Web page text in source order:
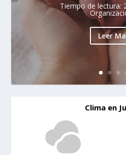
Tiempo de lectura:
Leer
Clima en